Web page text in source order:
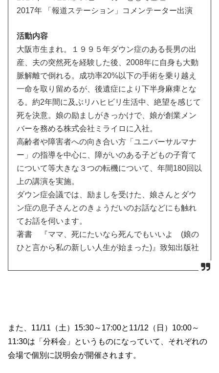
2017年 「報道ステーション」コメンテーター出演
活動内容
大阪市生まれ。１９９５年ダウン症のある長男の出
産、夫の突然死を経験した後、2008年に自身も大動
脈解離で倒れる。成功率20%以下の手術を乗り越え
一命を取り留めるが、後遺症により下半身麻痺とな
る。約2年間に及ぶリハヒビリ生活中、絶望を感じて
死を決意。娘の励ましがきっかけで、娘が創業メン
バーを務める株式会社ミライロに入社。
高齢者や障害者への向き合い方「ユニバーサルマナ
ー」の指導を中心に、障がいのある子どもの子育て
について等大きな３つの転機について、年間180回以
上の講演を実施。
ダウン症会議では、励ましを受けた、娘さんとダウ
ン症の息子さんとのきょうだいのお話などにも触れ
てお話を伺います。
著書 『ママ、死にたいなら死んでもいいよ (娘の
ひと言から私の新しい人生が始まった)』致知出版社
また、11/11（土）15:30～17:00と11/12（日）10:00～
11:30は「分科会」というものになっていて、それぞれの
会場で個別に説明会が開催されます。